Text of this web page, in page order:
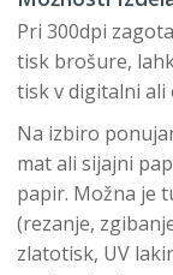
Pri 300dpi
tisk brošure,
tisk v digitalni
Na izbiro
mat ali sijajni
papir. Možna je
(rezanje,
zlatotisk, UV